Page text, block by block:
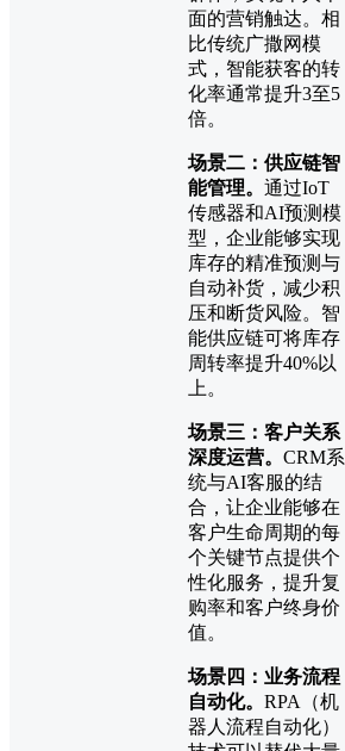
面的营销触达。相
比传统广撒网模
式，智能获客的转
化率通常提升3至5
倍。
场景二：供应链智
能管理。 通过IoT
传感器和AI预测模
型，企业能够实现
库存的精准预测与
自动补货，减少积
压和断货风险。智
能供应链可将库存
周转率提升40%以
上。
场景三：客户关系
深度运营。 CRM系
统与AI客服的结
合，让企业能够在
客户生命周期的每
个关键节点提供个
性化服务，提升复
购率和客户终身价
值。
场景四：业务流程
自动化。 RPA（机
器人流程自动化）